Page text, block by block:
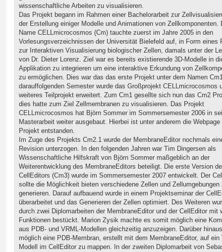
wissenschaftliche Arbeiten zu visualisieren.
Das Projekt begann im Rahmen einer Bachelorarbeit zur
der Erstellung einiger Modelle und Animationen von Zellkomponenten.
Name CELLmicrocosmos (Cm) tauchte zuerst im Jahre 2005 in den
Vorlesungsverzeichnissen der Universität Bielefeld auf, in Form eines
zur Interaktiven Visualisierung biologischer Zellen, damals unter der
von Dr. Dieter Lorenz. Ziel war es bereits existierende 3D-Modelle in
Applikation zu integrieren um eine interaktive Erkundung von
zu ermöglichen. Dies war das das erste Projekt unter dem Namen
darauffolgenden Semester wurde das Großprojekt CELLmicrocosmos
weiteres Teilprojekt erweitert. Zum Cm1 gesellte sich nun das Cm2
dies hatte zum Ziel Zellmembranen zu visualisieren. Das Projekt
CELLmicrocosmos hat Björn Sommer im Sommersemester 2006 in
Masterarbeit weiter ausgebaut. Hierbei ist unter anderem die
Projekt entstanden.
Im Zuge des Projekts Cm2.1 wurde der MembraneEditor nochmals
Revision unterzogen. In den folgenden Jahren war Tim Dingersen als
Wissenschaftliche Hilfskraft von Björn Sommer maßgeblich an der
Weiterentwicklung des MembraneEditors beteiligt. Die erste Version
CellEditors (Cm3) wurde im Sommersemester 2007 entwickelt. Der
sollte die Möglichkeit bieten verschiedene Zellen und Zellumgebungen
generieren. Darauf aufbauend wurde in einem Projektseminar der
überarbeitet und das Generieren der Zellen optimiert. Des Weiteren
durch zwei Diplomarbeiten der MembraneEditor und der CellEditor mit
Funktionen bestückt. Marion Zysik machte es somit möglich eine
aus PDB- und VRML-Modellen gleichzeitig anzuzeigen. Darüber
möglich eine PDB-Membran, erstellt mit dem MembraneEditor, auf ein
Modell im CellEditor zu mappen. In der zweiten Diplomarbeit von